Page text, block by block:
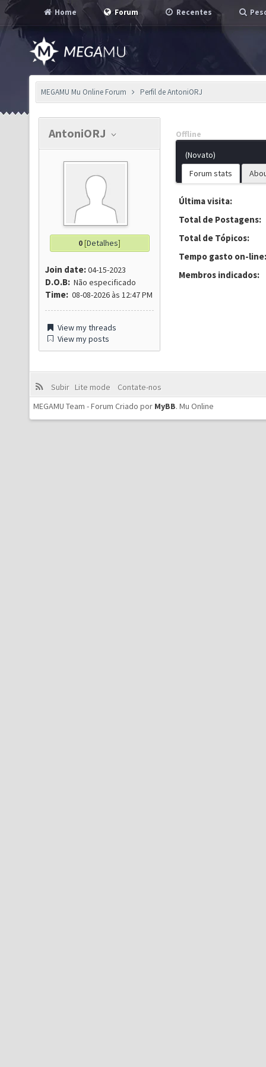
Home Forum Recentes
MEGAMU Mu Online Forum Perfil de AntoniORJ
AntoniORJ
0[Detalhes]
Join date:04-15-2023
D.O.B: Não especificado
Time: 08-08-2026 às 12:47 PM
View my threads
View my posts
Offline
(Novato)
Forum stats
Última visita:
Total de Postagens:
Total de Tópicos:
Tempo gasto on-line:
Membros indicados:
Subir Lite mode
Contate-nos
MEGAMU Team - Forum Criado por MyBB. Mu Online